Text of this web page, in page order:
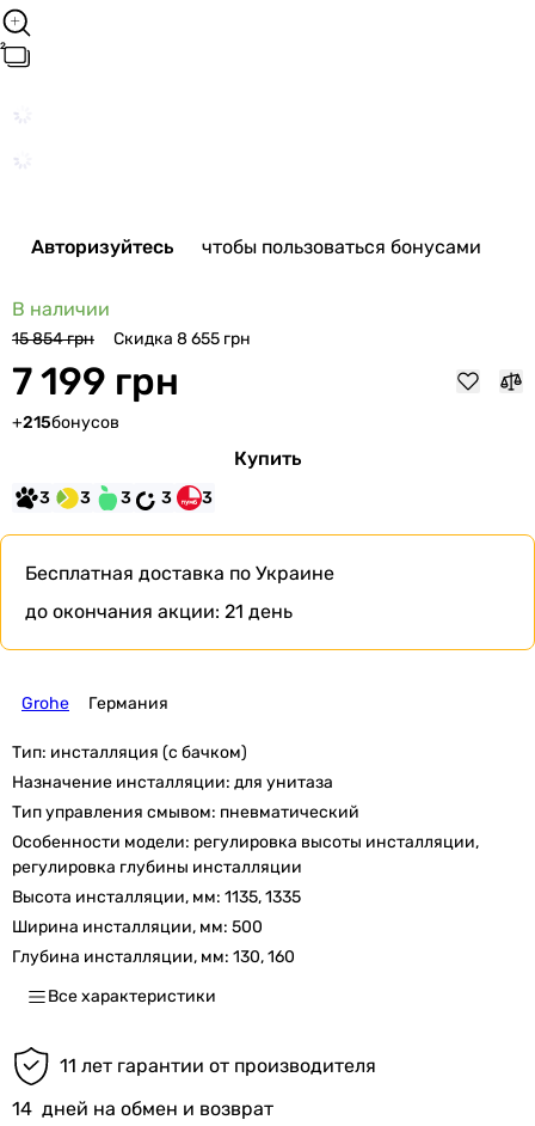
Авторизуйтесь чтобы пользоваться бонусами
В наличии
15 854 грн Скидка 8 655 грн
7 199 грн
+215бонусов
Купить
3 3 3 3 3
Бесплатная доставка по Украине
до окончания акции: 21 день
Grohe Германия
Тип: инсталляция (с бачком)
Назначение инсталляции: для унитаза
Тип управления смывом: пневматический
Особенности модели: регулировка высоты инсталляции,
регулировка глубины инсталляции
Высота инсталляции, мм: 1135, 1335
Ширина инсталляции, мм: 500
Глубина инсталляции, мм: 130, 160
Все характеристики
11 лет гарантии от производителя
14 дней на обмен и возврат